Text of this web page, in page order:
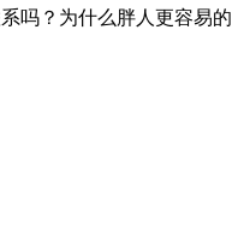
吗？为什么胖人更容易的